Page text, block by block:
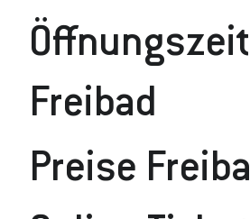
Freibad
Preise Frei